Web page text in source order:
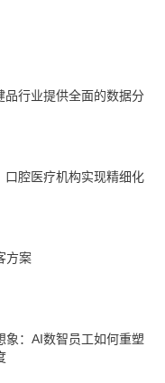
品行业提供全面的数据分
口腔医疗机构实现精细化
方案
象：AI数智员工如何重塑